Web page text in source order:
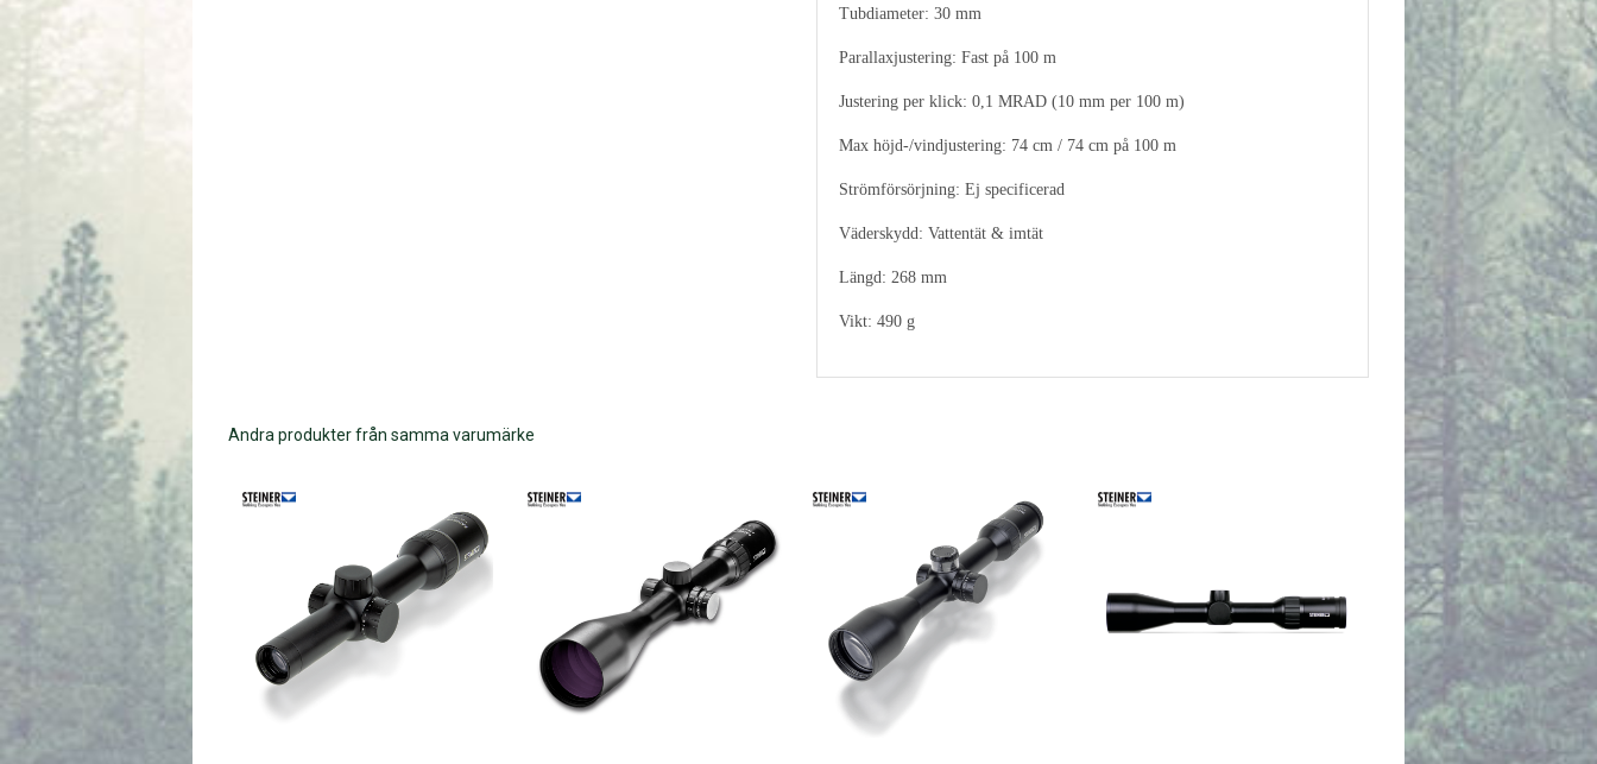
Tubdiameter: 30 mm
Parallaxjustering: Fast på 100 m
Justering per klick: 0,1 MRAD (10 mm per 100 m)
Max höjd-/vindjustering: 74 cm / 74 cm på 100 m
Strömförsörjning: Ej specificerad
Väderskydd: Vattentät & imtät
Längd: 268 mm
Vikt: 490 g
Andra produkter från samma varumärke